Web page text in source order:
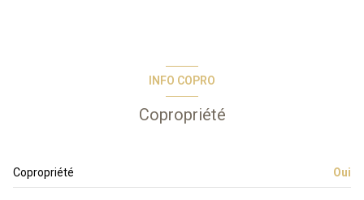
INFO COPRO
Copropriété
Copropriété Oui